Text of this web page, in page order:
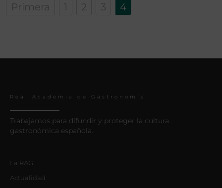
Primera 1 2 3 4
Real Academia de Gastronomía
Trabajamos para difundir y proteger la cultura
gastronómica española.
La RAG
Actualidad